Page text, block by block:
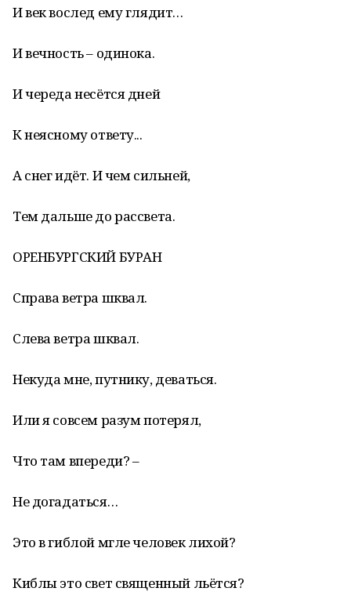
И век вослед ему глядит…
И вечность – одинока.
И череда несётся дней
К неясному ответу...
А снег идёт. И чем сильней,
Тем дальше до рассвета.
ОРЕНБУРГСКИЙ БУРАН
Справа ветра шквал.
Слева ветра шквал.
Некуда мне, путнику, деваться.
Или я совсем разум потерял,
Что там впереди? –
Не догадаться…
Это в гиблой мгле человек лихой?
Киблы это свет священный льётся?